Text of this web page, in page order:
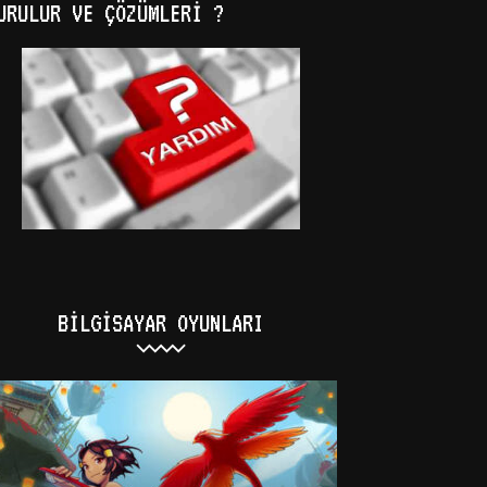
VE ÇÖZÜMLERI ?
BILGISAYAR OYUNLARI